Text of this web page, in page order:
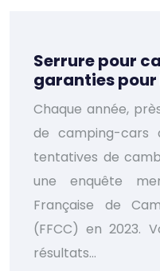
Serrure pour
garanties pour
Chaque année,
de camping-cars
tentatives de
une enquête
Française de
(FFCC) en 2023.
résultats…